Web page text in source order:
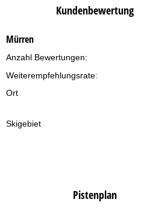
Kundenbewertung
Mürren
Anzahl Bewertungen:
Weiterempfehlungsrate:
Ort
Skigebiet
Pistenplan